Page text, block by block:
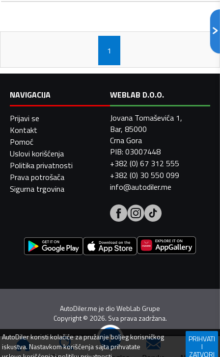
1
NAVIGACIJA
Prijavi se
Kontakt
Pomoć
Uslovi korišćenja
Politika privatnosti
Prava potrošača
Sigurna trgovina
WEBLAB D.O.O.
Jovana Tomaševića 1,
Bar, 85000
Crna Gora
PIB: 03007448
+382 (0) 67 312 555
+382 (0) 30 550 099
info@autodiler.me
AutoDiler.me je dioWebLab Grupe
Copyright© 2026. Sva prava zadržana.
AutoDilerkoristi kolačiće za pružanje boljeg korisničkog
iskustva. Nastavkom korišćenja sajta prihvatate
PRIHVATI
I
ZATVORI